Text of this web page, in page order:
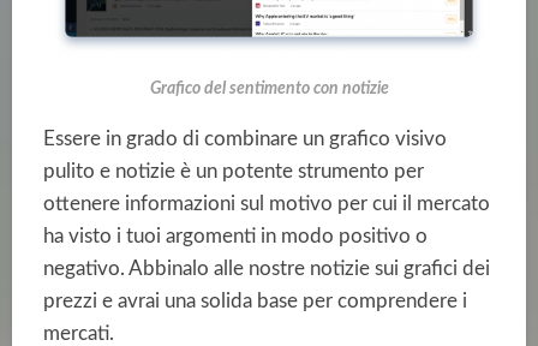
Grafico del sentimento con notizie
Essere in grado di combinare un grafico visivo
pulito e notizie è un potente strumento per
ottenere informazioni sul motivo per cui il mercato
ha visto i tuoi argomenti in modo positivo o
negativo. Abbinalo alle nostre notizie sui grafici dei
prezzi e avrai una solida base per comprendere i
mercati.